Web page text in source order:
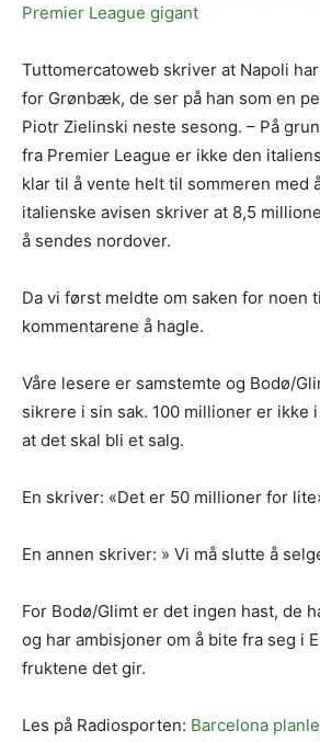
Premier League gigant
Tuttomercatoweb skriver at Napoli
for Grønbæk, de ser på han som en
Piotr Zielinski neste sesong. – På
fra Premier League er ikke den
klar til å vente helt til sommeren med
italienske avisen skriver at 8,5
å sendes nordover.
Da vi først meldte om saken for noen
kommentarene å hagle.
Våre lesere er samstemte og Bodø/
sikrere i sin sak. 100 millioner er
at det skal bli et salg.
En skriver: «Det er 50 millioner for
En annen skriver: » Vi må slutte å
For Bodø/Glimt er det ingen hast, de
og har ambisjoner om å bite fra seg i
fruktene det gir.
Les på Radiosporten: Barcelona